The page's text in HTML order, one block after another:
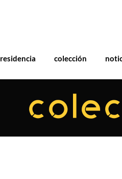
residencia colección